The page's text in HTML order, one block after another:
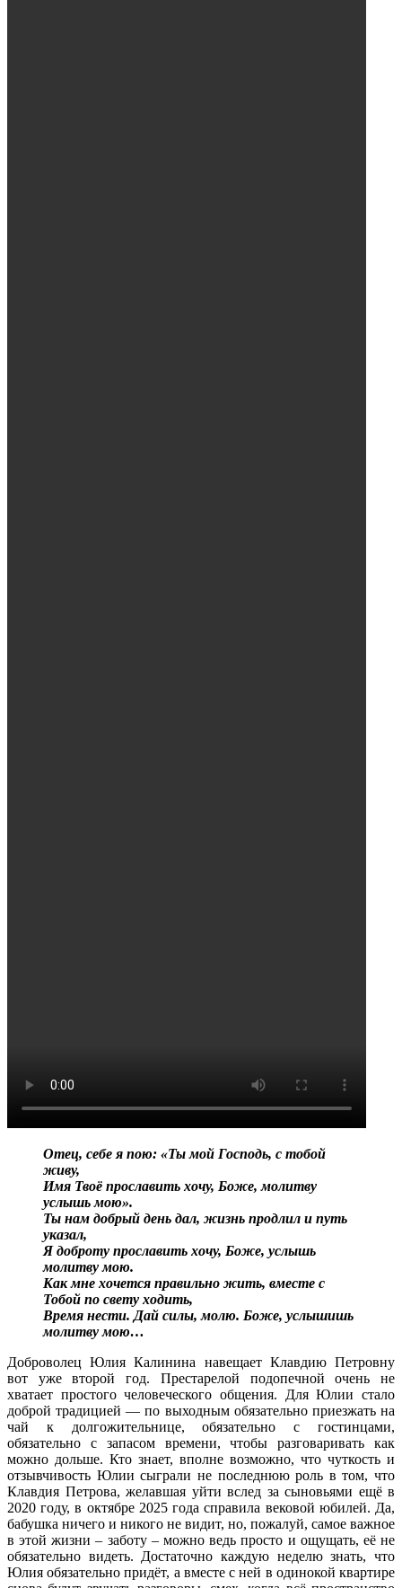
Отец, себе я пою: «Ты мой Господь, с тобой
живу,
Имя Твоё прославить хочу, Боже, молитву
услышь мою».
Ты нам добрый день дал, жизнь продлил и путь
указал,
Я доброту прославить хочу, Боже, услышь
молитву мою.
Как мне хочется правильно жить, вместе с
Тобой по свету ходить,
Время нести. Дай силы, молю. Боже, услышишь
молитву мою…
Доброволец Юлия Калинина навещает Клавдию Петровну
вот уже второй год. Престарелой подопечной очень не
хватает простого человеческого общения. Для Юлии стало
доброй традицией — по выходным обязательно приезжать на
чай к долгожительнице, обязательно с гостинцами,
обязательно с запасом времени, чтобы разговаривать как
можно дольше. Кто знает, вполне возможно, что чуткость и
отзывчивость Юлии сыграли не последнюю роль в том, что
Клавдия Петрова, желавшая уйти вслед за сыновьями ещё в
2020 году, в октябре 2025 года справила вековой юбилей. Да,
бабушка ничего и никого не видит, но, пожалуй, самое важное
в этой жизни – заботу – можно ведь просто и ощущать, её не
обязательно видеть. Достаточно каждую неделю знать, что
Юлия обязательно придёт, а вместе с ней в одинокой квартире